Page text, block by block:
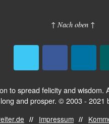
↑ Nach oben ↑
to spread felicity and wisdom.
and prosper. © 2003 - 2021
Impressum